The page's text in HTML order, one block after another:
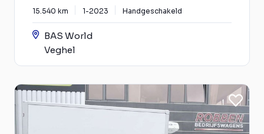
15.540 km 1-2023 Handgeschakeld
BAS World
Veghel